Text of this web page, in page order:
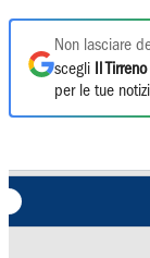
Non lasciare
scegli
Il Tirreno
per le tue